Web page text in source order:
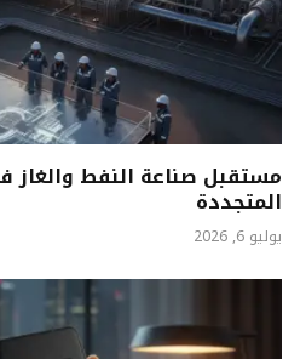
مستقبل صناعة النفط
المتجددة
يوليو 6, 2026